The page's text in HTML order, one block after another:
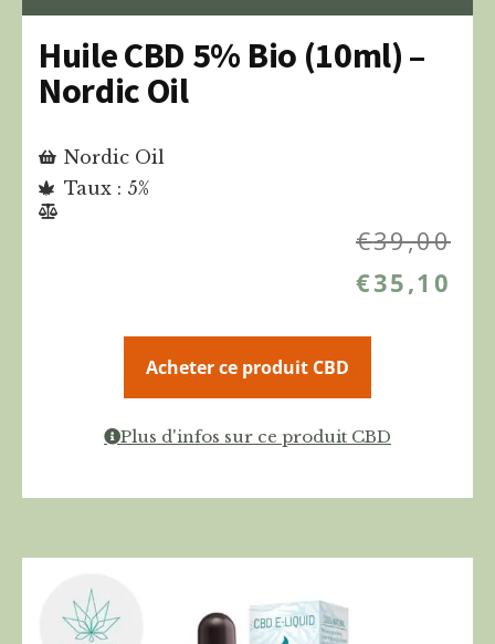
Huile CBD 5% Bio (10ml) –
Nordic Oil
Nordic Oil
Taux : 5%
€39,00
€35,10
Acheter ce produit CBD
Plus d'infos sur ce produit CBD